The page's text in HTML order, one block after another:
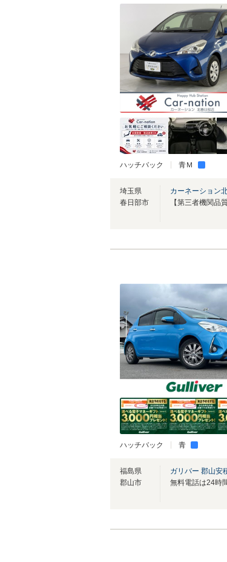
ハッチバック 青Ｍ
埼玉県
春日部市
カーネーション
ハッチバック 青
福島県
郡山市
ガリバー 郡山安